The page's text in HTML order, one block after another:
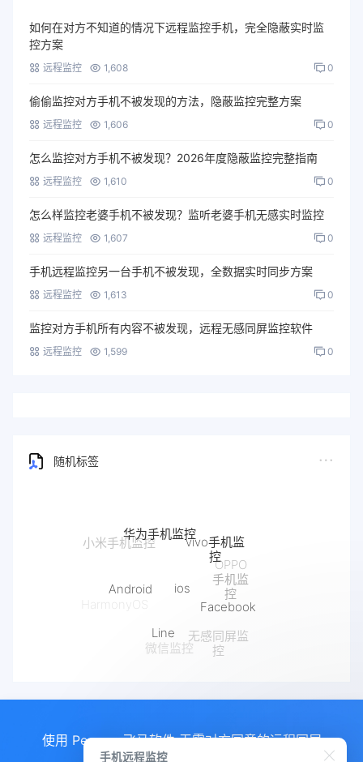
如何在对方不知道的情况下远程监控手机，完全隐蔽实时监
控方案
远程监控 1,608 0
偷偷监控对方手机不被发现的方法，隐蔽监控完整方案
远程监控 1,606 0
怎么监控对方手机不被发现？2026年度隐蔽监控完整指南
远程监控 1,610 0
怎么样监控老婆手机不被发现？监听老婆手机无感实时监控
远程监控 1,607 0
手机远程监控另一台手机不被发现，全数据实时同步方案
远程监控 1,613 0
监控对方手机所有内容不被发现，远程无感同屏监控软件
远程监控 1,599 0
随机标签
小米手机监控
华为手机监控
vivo手机监
控
OPPO
手机监
控
HarmonyOS
Android
ios
Facebook
无感同屏监
控
微信监控
Line
使用 Pegasus飞马软件 无需对方同意的远程同屏
手机远程监控